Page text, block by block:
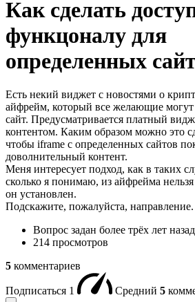
Как сделать
функцоналу для
определенных
Есть некий виджет с новостями о
айфрейм, который все желающие могут
сайт. Предусматривается платный
контентом. Каким образом можно это
чтобы iframe с определенных сайтов
доволнительный контент.
Меня интересует подход, как в таких
сколько я понимаю, из айфрейма нельзя
он установлен.
Подскажите, пожалуйста, направление.
Вопрос задан более трёх лет назад
214 просмотров
5 комментариев
Подписаться 1 Средний 5